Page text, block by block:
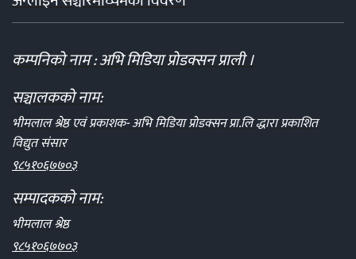
कम्पनिको नाम : अभि मिडिया प्रोडक्सन प्राली ।
सञ्चालकको नाम:
भीमलाल श्रेष्ठ एवं प्रकाशक- अभि मिडिया प्रोडक्सन प्रा.लि द्धारा प्रकाशित
विद्युत संसार
९८५१०६७७०३
सम्पादकको नाम:
भीमलाल श्रेष्ठ
९८५१०६७७०३